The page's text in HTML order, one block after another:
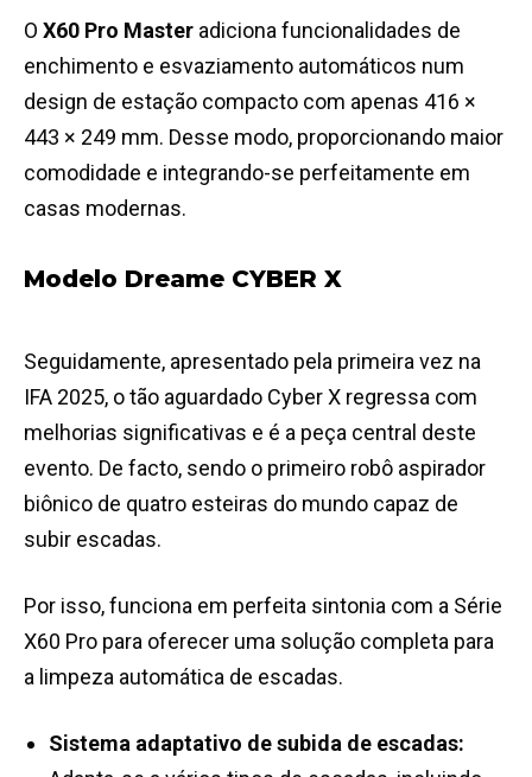
O X60 Pro Master adiciona funcionalidades de
enchimento e esvaziamento automáticos num
design de estação compacto com apenas 416 ×
443 × 249 mm. Desse modo, proporcionando maior
comodidade e integrando-se perfeitamente em
casas modernas.
Modelo Dreame CYBER X
Seguidamente, apresentado pela primeira vez na
IFA 2025, o tão aguardado Cyber X regressa com
melhorias significativas e é a peça central deste
evento. De facto, sendo o primeiro robô aspirador
biônico de quatro esteiras do mundo capaz de
subir escadas.
Por isso, funciona em perfeita sintonia com a Série
X60 Pro para oferecer uma solução completa para
a limpeza automática de escadas.
Sistema adaptativo de subida de escadas: